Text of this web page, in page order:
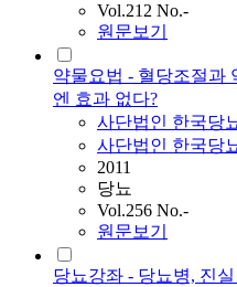
Vol.212 No.-
원문보기
약물요법 - 혈당조절과
엔 효과 없다?
사단법인 한국당
사단법인 한국당
2011
당뇨
Vol.256 No.-
원문보기
당뇨강좌 - 당뇨병, 진